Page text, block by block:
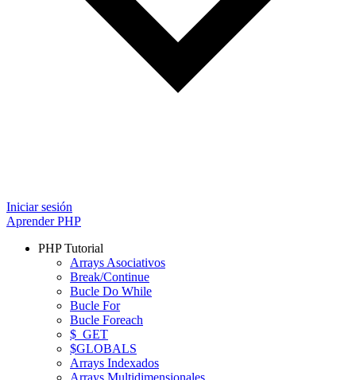
Iniciar sesión
Aprender PHP
PHP Tutorial
Arrays Asociativos
Break/Continue
Bucle Do While
Bucle For
Bucle Foreach
$_GET
$GLOBALS
Arrays Indexados
Arrays Multidimensionales